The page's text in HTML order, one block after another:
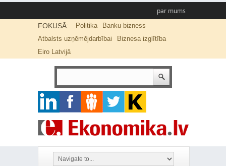
par mums
FOKUSĀ: Politika
Banku bizness
Atbalsts uzņēmējdarbībai
Biznesa izglītība
Eiro Latvijā